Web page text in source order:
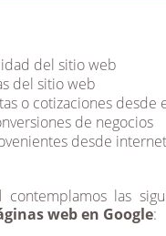
del sitio web
del sitio web
o cotizaciones desde
de negocios
desde internet
contemplamos las
web en Google: